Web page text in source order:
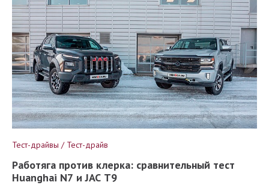
Тест-драйвы / Тест-драйв
Работяга против клерка: сравнительный тест
Huanghai N7 и JAC T9